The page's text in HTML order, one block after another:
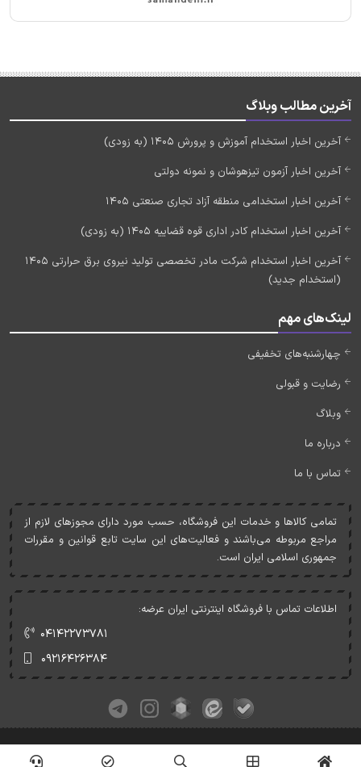
آخرین مطالب وبلاگ
آخرین اخبار استخدام آموزش و پرورش 1405 (به زودی)
آخرین اخبار آزمون تیزهوشان و نمونه دولتی
آخرین اخبار استخدامی منطقه آزاد تجاری صنعتی 1405
آخرین اخبار استخدام کادر اداری قوه قضاییه 1405 (به زودی)
آخرین اخبار استخدام شرکت مادر تخصصی تولید نیروی برق حرارتی 1405
(استخدام جدید)
لینک‌های مهم
چهارشنبه‌های تخفیفی
رضایت و قبولی
وبلاگ
درباره ما
تماس با ما
تمامی کالاها و خدمات اين فروشگاه، حسب مورد دارای مجوزهای لازم از
مراجع مربوطه می‌باشند و فعاليت‌های اين سايت تابع قوانين و مقررات
جمهوری اسلامی ايران است.
اطلاعات تماس با فروشگاه اینترنتی ایران عرضه:
۰۴۱۴۲۲۷۳۷۸۱
۰۹۲۱۶۴۲۶۳۸۴